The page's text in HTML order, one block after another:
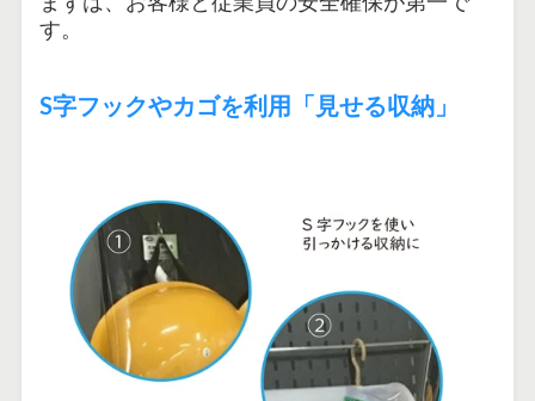
す。
S字フックやカゴを利用「見せる収納」